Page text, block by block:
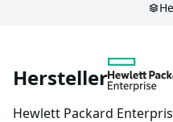
Hersteller
Hewlett Packard